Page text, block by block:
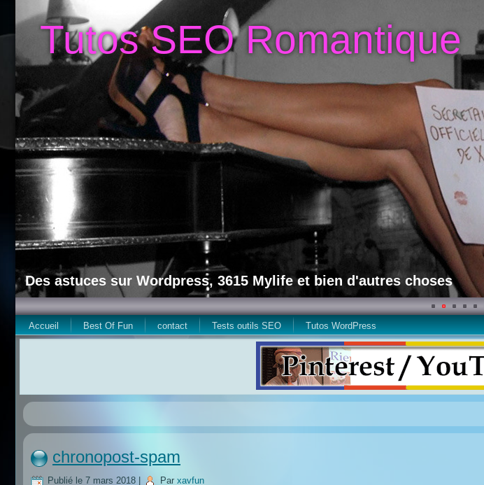
Tutos SEO Romantique
Des astuces sur Wordpress, 3615 Mylife et bien d'autres choses
Accueil Best Of Fun contact Tests outils SEO Tutos WordPress
chronopost-spam
Publié le 7 mars 2018 Par xavfun